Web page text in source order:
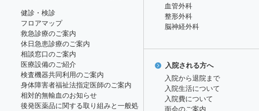
健診・検診
フロアマップ
救急診療のご案内
休日急患診療のご案内
相談窓口のご案内
医療設備のご紹介
検査機器共同利用のご案内
身体障害者福祉法指定医師のご案内
相対的無輸血のお知らせ
後発医薬品に関する取り組みと一般処
血管外科
整形外科
脳神経外科
入院される方へ
入院から退院まで
入院生活について
入院費について
面会のご案内